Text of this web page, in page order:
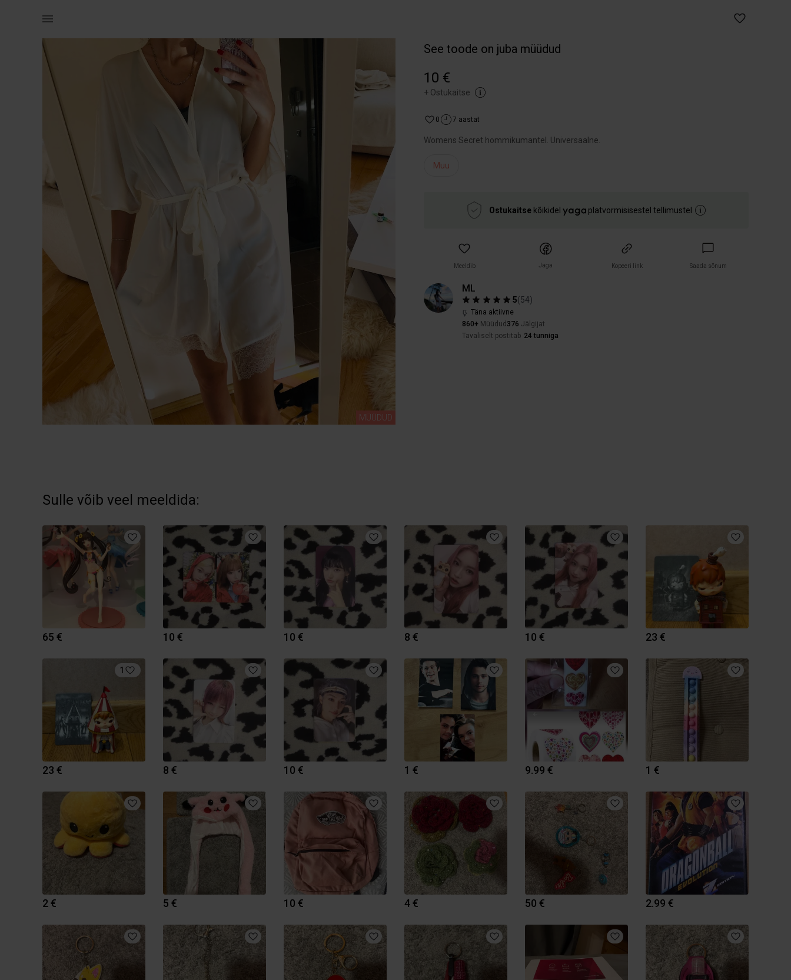
MÜÜDUD
See toode on juba müüdud
10 €
+ Ostukaitse
0 7 aastat
Womens Secret hommikumantel. Universaalne.
Muu
Ostukaitse kõikidel platvormisisestel tellimustel
Meeldib Jaga Kopeeri link Saada sõnum
ML
5(54)
Täna aktiivne
860+ Müüdud 376 Jälgijat
Tavaliselt postitab 24 tunniga
Sulle võib veel meeldida:
65 € 10 € 10 € 8 € 10 € 23 €
1
23 € 8 € 10 € 1 € 9.99 € 1 €
2 € 5 € 10 € 4 € 50 € 2.99 €